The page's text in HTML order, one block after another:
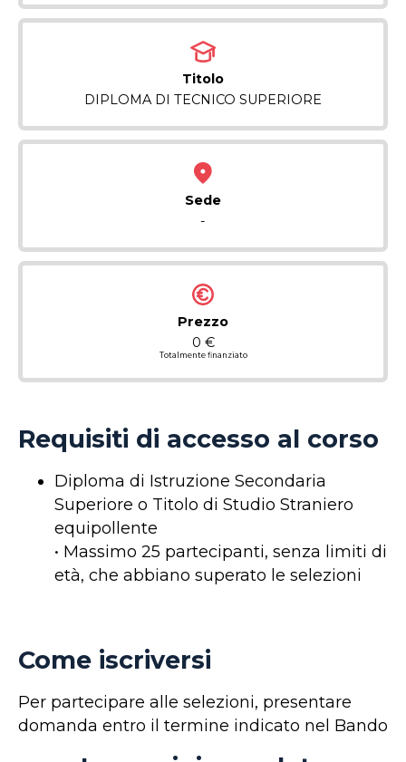
Titolo
DIPLOMA DI TECNICO SUPERIORE
Sede
-
Prezzo
0 €
Totalmente finanziato
Requisiti di accesso al corso
Diploma di Istruzione Secondaria
Superiore o Titolo di Studio Straniero
equipollente
• Massimo 25 partecipanti, senza limiti di
età, che abbiano superato le selezioni
Come iscriversi
Per partecipare alle selezioni, presentare
domanda entro il termine indicato nel Bando